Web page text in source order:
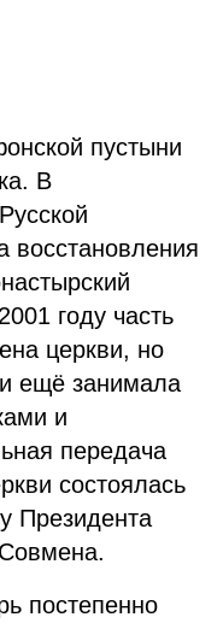
пустыни
В
восстановления
году часть
церкви, но
ещё занимала
и
передача
состоялась
Президента
постепенно